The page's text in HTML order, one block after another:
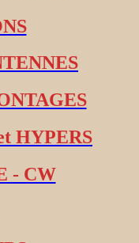
HYPERS
- CW